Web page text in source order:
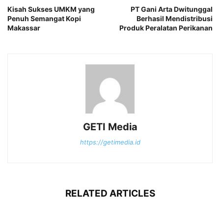
Kisah Sukses UMKM yang
Penuh Semangat Kopi
Makassar
PT Gani Arta Dwitunggal
Berhasil Mendistribusi
Produk Peralatan Perikanan
GETI Media
https://getimedia.id
RELATED ARTICLES